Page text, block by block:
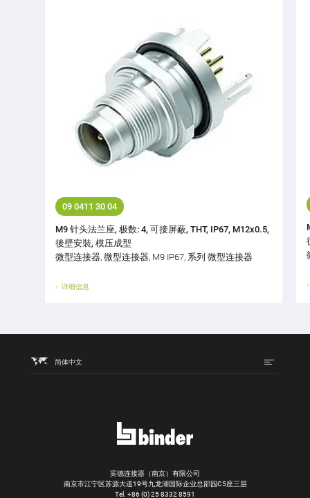
09 0411 30 04
M9 针头法兰座, 极数: 4, 可接屏蔽, THT, IP67, M12x0.5,
後壁安裝, 模压成型
微型连接器, 微型连接器, M9 IP67, 系列 微型连接器
详细信息
简体中文
宾德连接器（南京）有限公司
南京市江宁区苏源大道19号九龙湖国际企业总部园C5座三层
Tel. +86 (0) 25 8332 8591